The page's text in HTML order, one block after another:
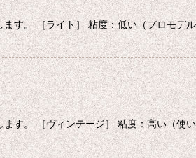
す。 ［ライト］ 粘度：低い（プロモデ
す。 ［ヴィンテージ］ 粘度：高い（使